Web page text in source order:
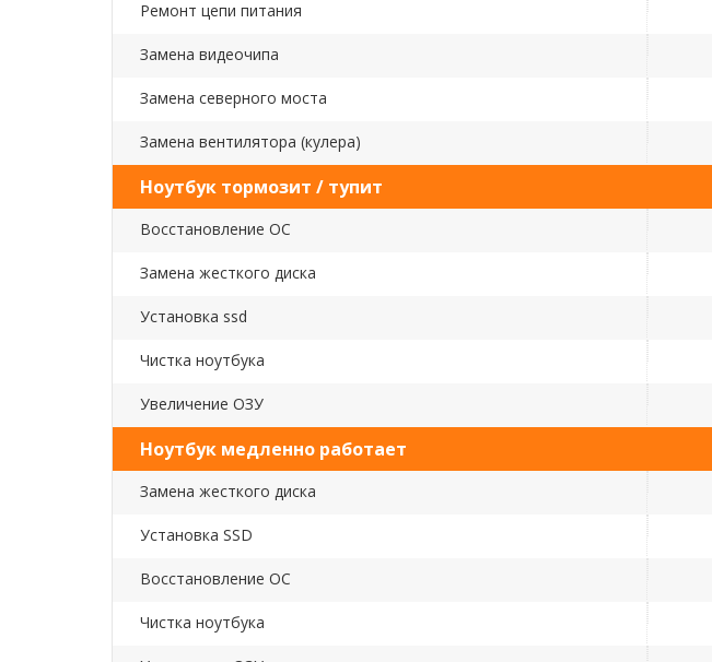
Ремонт цепи питания
Замена видеочипа
Замена северного моста
Замена вентилятора (кулера)
Ноутбук тормозит / тупит
Восстановление ОС
Замена жесткого диска
Установка ssd
Чистка ноутбука
Увеличение ОЗУ
Ноутбук медленно работает
Замена жесткого диска
Установка SSD
Восстановление ОС
Чистка ноутбука